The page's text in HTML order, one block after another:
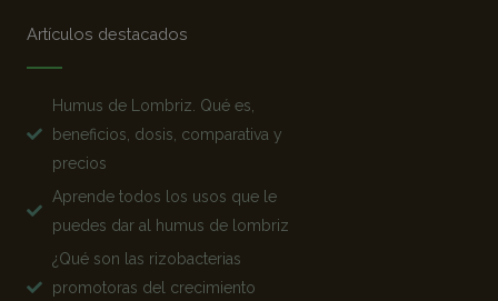
Artículos destacados
Humus de Lombriz. Qué es,
beneficios, dosis, comparativa y
precios
Aprende todos los usos que le
puedes dar al humus de lombriz
¿Qué son las rizobacterias
promotoras del crecimiento